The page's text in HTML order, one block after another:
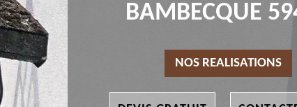
BAMBECQUE
NOS REALISATIONS